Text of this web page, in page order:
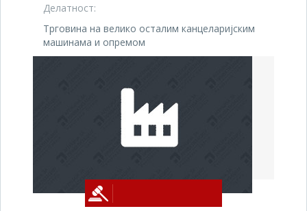
Делатност:
Трговина на велико осталим канцеларијским
машинама и опремом